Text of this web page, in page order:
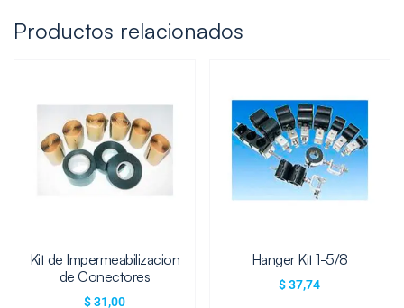
Productos relacionados
Kit de Impermeabilizacion
de Conectores
$31,00
Hanger Kit 1-5/8
$37,74